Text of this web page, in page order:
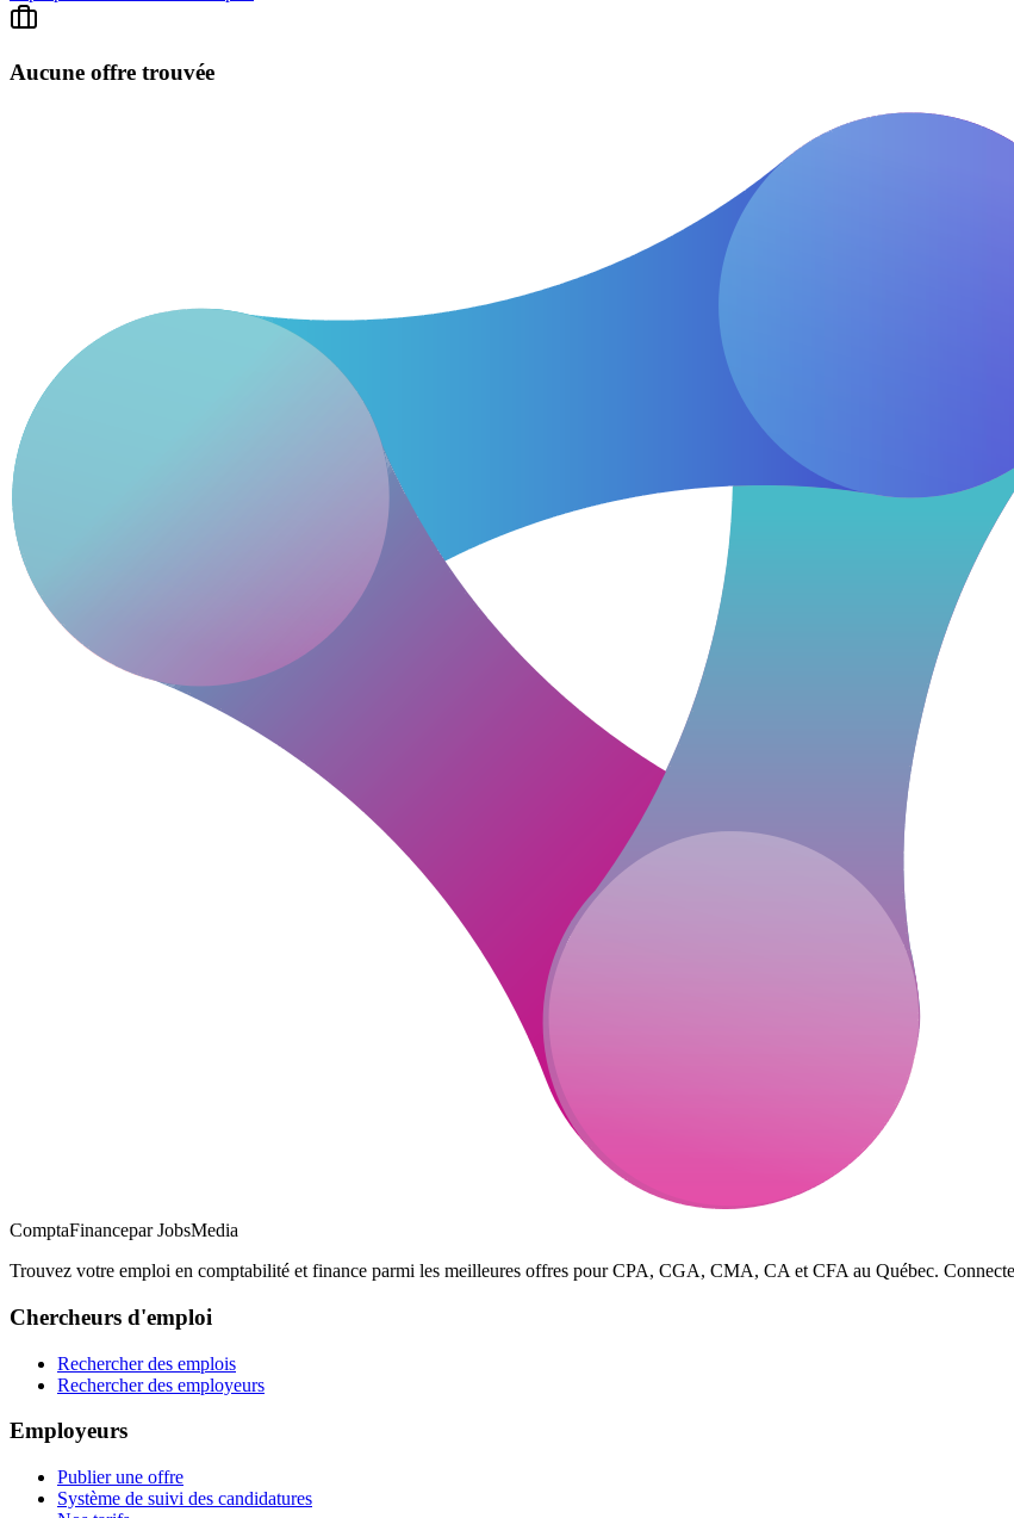
Aucune offre trouvée
ComptaFinancepar JobsMedia
Trouvez votre emploi en comptabilité et finance parmi les meilleures offres pour CPA, CGA, CMA, CA et CFA au Québec.
Chercheurs d'emploi
Rechercher des emplois
Rechercher des employeurs
Employeurs
Publier une offre
Système de suivi des candidatures